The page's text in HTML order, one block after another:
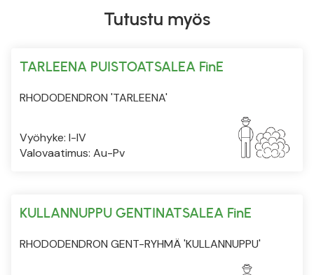
Tutustu myös
TARLEENA PUISTOATSALEA FinE
RHODODENDRON 'TARLEENA'
Vyöhyke: I-IV
Valovaatimus: Au-Pv
KULLANNUPPU GENTINATSALEA FinE
RHODODENDRON GENT-RYHMÄ 'KULLANNUPPU'